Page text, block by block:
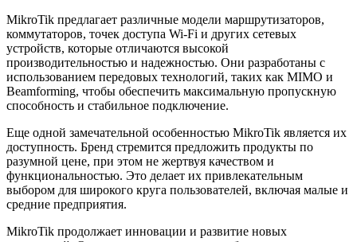
MikroTik предлагает различные модели маршрутизаторов,
коммутаторов, точек доступа Wi-Fi и других сетевых
устройств, которые отличаются высокой
производительностью и надежностью. Они разработаны с
использованием передовых технологий, таких как MIMO и
Beamforming, чтобы обеспечить максимальную пропускную
способность и стабильное подключение.
Еще одной замечательной особенностью MikroTik является их
доступность. Бренд стремится предложить продукты по
разумной цене, при этом не жертвуя качеством и
функциональностью. Это делает их привлекательным
выбором для широкого круга пользователей, включая малые и
средние предприятия.
MikroTik продолжает инновации и развитие новых